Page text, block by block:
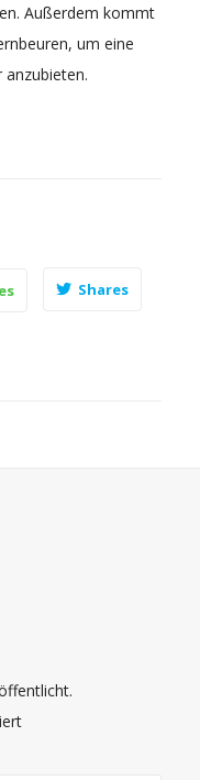
Außerdem kommt
um eine
anzubieten.
Shares